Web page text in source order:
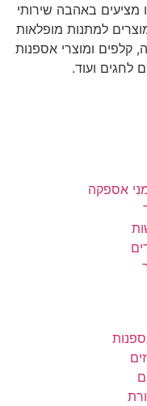
מציעים באהבה שירותי
למתנות מופלאות
קלפים ומוצרי אספנות
לחגים ועוד.
אספקה